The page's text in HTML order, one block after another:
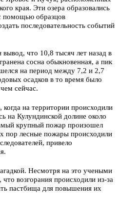
края. Эти озера образовались
помощью образцов
последовательность событий
что 10,8 тысяч лет назад в
сосна обыкновенная, а пик
на период между 7,2 и 2,7
осадков в то время было
сейчас.
на территории происходили
на Кулундинской долине около
крупный пожар произошел
пор лесные пожары происходили
привело
Несмотря на это учеными
возгорания происходили из-за
пастбища для повышения их